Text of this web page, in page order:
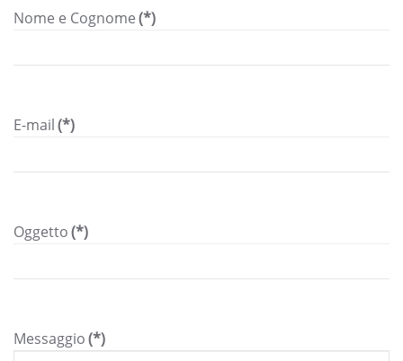
Nome e Cognome(*)
E-mail(*)
Oggetto(*)
Messaggio(*)